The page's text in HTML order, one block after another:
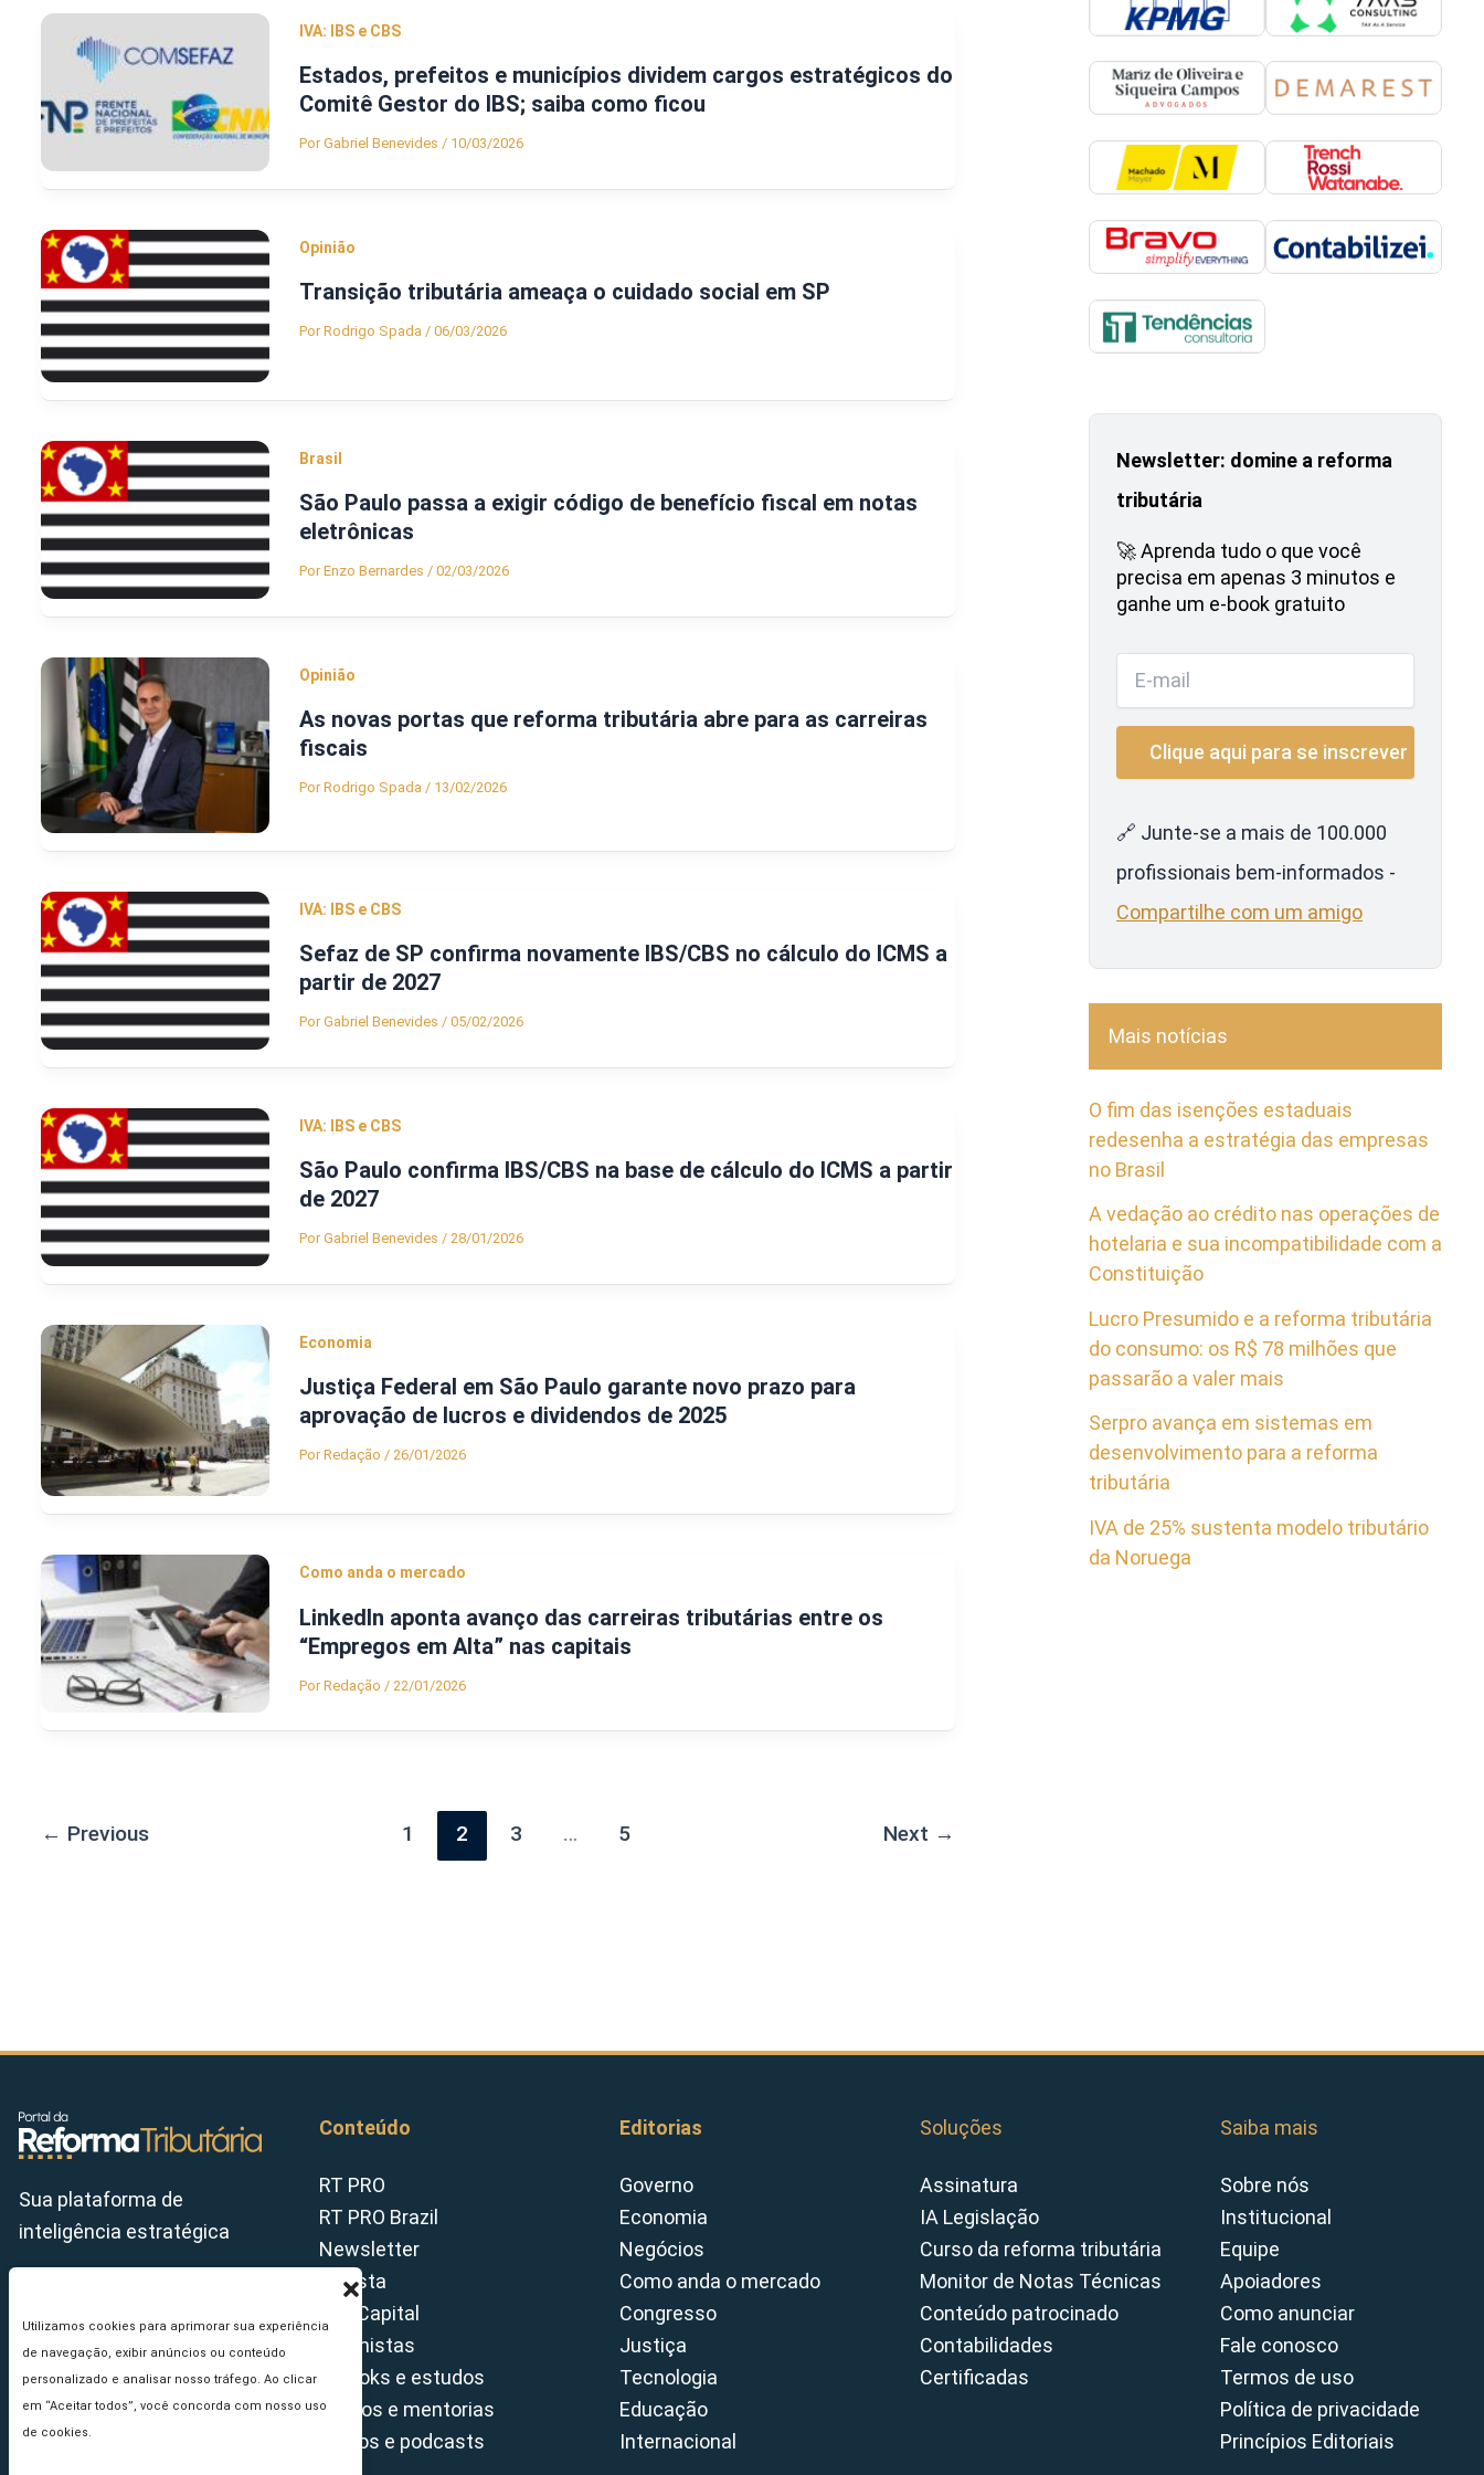
Utilizamos cookies para aprimorar sua experiência
de navegação, exibir anúncios ou conteúdo
personalizado e analisar nosso tráfego. Ao clicar
em “Aceitar todos”, você concorda com nosso uso
de cookies.
IVA: IBS e CBS
Estados, prefeitos e municípios dividem cargos estratégicos do
Comitê Gestor do IBS; saiba como ficou
PorGabriel Benevides / 10/03/2026
Opinião
Transição tributária ameaça o cuidado social em SP
PorRodrigo Spada / 06/03/2026
Brasil
São Paulo passa a exigir código de benefício fiscal em notas
eletrônicas
PorEnzo Bernardes / 02/03/2026
Opinião
As novas portas que reforma tributária abre para as carreiras
fiscais
PorRodrigo Spada / 13/02/2026
IVA: IBS e CBS
Sefaz de SP confirma novamente IBS/CBS no cálculo do ICMS a
partir de 2027
PorGabriel Benevides / 05/02/2026
IVA: IBS e CBS
São Paulo confirma IBS/CBS na base de cálculo do ICMS a partir
de 2027
PorGabriel Benevides / 28/01/2026
Economia
Justiça Federal em São Paulo garante novo prazo para
aprovação de lucros e dividendos de 2025
PorRedação / 26/01/2026
Como anda o mercado
LinkedIn aponta avanço das carreiras tributárias entre os
“Empregos em Alta” nas capitais
PorRedação / 22/01/2026
← Previous 1 2 3 … 5 Next →
Newsletter: domine a reforma
tributária
🚀 Aprenda tudo o que você
precisa em apenas 3 minutos e
ganhe um e-book gratuito
🔗 Junte-se a mais de 100.000
profissionais bem-informados -
Compartilhe com um amigo
Mais notícias
O fim das isenções estaduais
redesenha a estratégia das empresas
no Brasil
A vedação ao crédito nas operações de
hotelaria e sua incompatibilidade com a
Constituição
Lucro Presumido e a reforma tributária
do consumo: os R$ 78 milhões que
passarão a valer mais
Serpro avança em sistemas em
desenvolvimento para a reforma
tributária
IVA de 25% sustenta modelo tributário
da Noruega
Sua plataforma de
inteligência estratégica
Conteúdo
RT PRO
RT PRO Brazil
Newsletter
Revista
Tax Capital
Colunistas
E-books e estudos
Cursos e mentorias
Vídeos e podcasts
Editorias
Governo
Economia
Negócios
Como anda o mercado
Congresso
Justiça
Tecnologia
Educação
Internacional
Soluções
Assinatura
IA Legislação
Curso da reforma tributária
Monitor de Notas Técnicas
Conteúdo patrocinado
Contabilidades
Certificadas
Saiba mais
Sobre nós
Institucional
Equipe
Apoiadores
Como anunciar
Fale conosco
Termos de uso
Política de privacidade
Princípios Editoriais